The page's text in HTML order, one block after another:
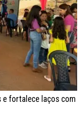
e fortalece laços com